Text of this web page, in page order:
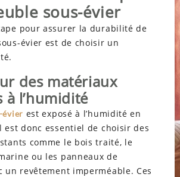
sous-évier
pour assurer la durabilité de
évier est de choisir un
des matériaux
à l’humidité
évier est exposé à l’humidité en
est donc essentiel de choisir des
comme le bois traité, le
ou les panneaux de
un revêtement imperméable. Ces